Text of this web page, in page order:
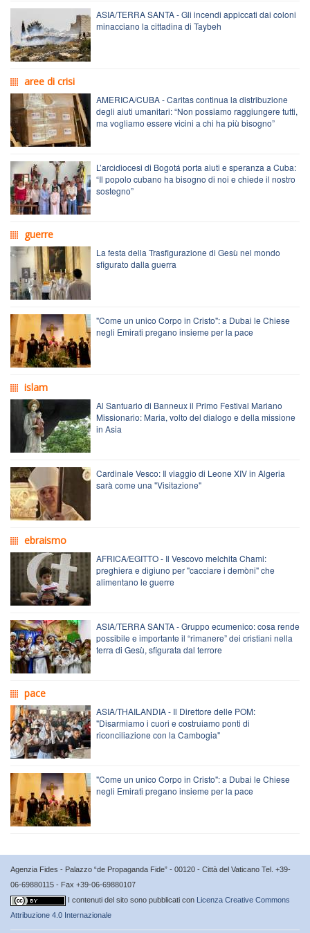
ASIA/TERRA SANTA - Gli incendi appiccati dai coloni
minacciano la cittadina di Taybeh
aree di crisi
AMERICA/CUBA - Caritas continua la distribuzione
degli aiuti umanitari: “Non possiamo raggiungere tutti,
ma vogliamo essere vicini a chi ha più bisogno”
L’arcidiocesi di Bogotá porta aiuti e speranza a Cuba:
“Il popolo cubano ha bisogno di noi e chiede il nostro
sostegno”
guerre
La festa della Trasfigurazione di Gesù nel mondo
sfigurato dalla guerra
"Come un unico Corpo in Cristo": a Dubai le Chiese
negli Emirati pregano insieme per la pace
islam
Al Santuario di Banneux il Primo Festival Mariano
Missionario: Maria, volto del dialogo e della missione
in Asia
Cardinale Vesco: Il viaggio di Leone XIV in Algeria
sarà come una "Visitazione"
ebraismo
AFRICA/EGITTO - Il Vescovo melchita Chami:
preghiera e digiuno per "cacciare i demòni" che
alimentano le guerre
ASIA/TERRA SANTA - Gruppo ecumenico: cosa rende
possibile e importante il “rimanere” dei cristiani nella
terra di Gesù, sfigurata dal terrore
pace
ASIA/THAILANDIA - Il Direttore delle POM:
"Disarmiamo i cuori e costruiamo ponti di
riconciliazione con la Cambogia"
"Come un unico Corpo in Cristo": a Dubai le Chiese
negli Emirati pregano insieme per la pace
Agenzia Fides - Palazzo “de Propaganda Fide” - 00120 - Città del Vaticano Tel. +39-
06-69880115 - Fax +39-06-69880107
I contenuti del sito sono pubblicati con Licenza Creative Commons
Attribuzione 4.0 Internazionale